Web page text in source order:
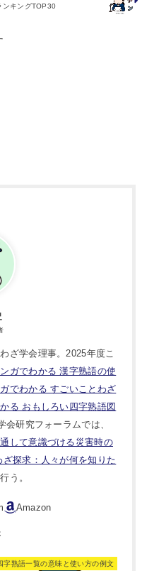
ンキングTOP30
ざ学会理事。2025年度こ
ガでわかる 漢字熟語の使
でわかる すごいことわざ
る おもしろい四字熟語図
研究フォーラムでは、
して意識づける災害時の
探求：人々が何を知りた
う。
字熟語一覧の意味と使い方の例文